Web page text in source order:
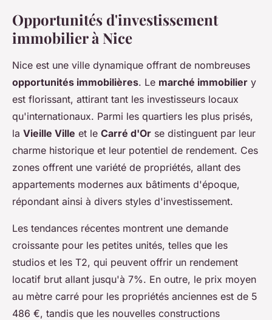
Opportunités d'investissement
immobilier à Nice
Nice est une ville dynamique offrant de nombreuses
opportunités immobilières. Le marché immobilier y
est florissant, attirant tant les investisseurs locaux
qu'internationaux. Parmi les quartiers les plus prisés,
la Vieille Ville et le Carré d'Or se distinguent par leur
charme historique et leur potentiel de rendement. Ces
zones offrent une variété de propriétés, allant des
appartements modernes aux bâtiments d'époque,
répondant ainsi à divers styles d'investissement.
Les tendances récentes montrent une demande
croissante pour les petites unités, telles que les
studios et les T2, qui peuvent offrir un rendement
locatif brut allant jusqu'à 7%. En outre, le prix moyen
au mètre carré pour les propriétés anciennes est de 5
486 €, tandis que les nouvelles constructions